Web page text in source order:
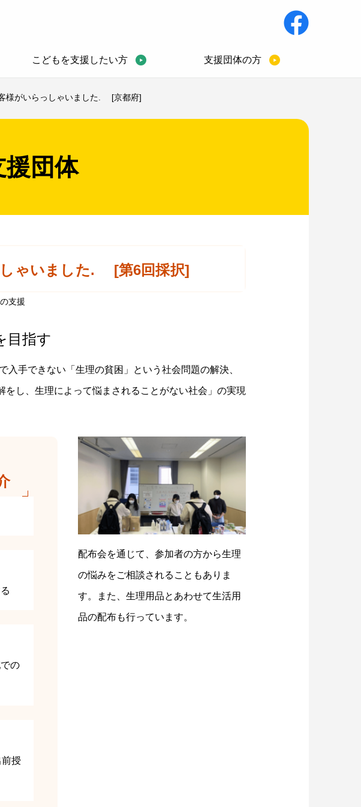
こどもを支援したい方 支援団体の方
様がいらっしゃいました. [京都府]
団体
ゃいました. [第6回採択]
支援
目指す
手できない「生理の貧困」という社会問題の解決、
し、生理によって悩まされることがない社会」の実現
の
授
配布会を通じて、参加者の方から生理
の悩みをご相談されることもありま
す。また、生理用品とあわせて生活用
品の配布も行っています。